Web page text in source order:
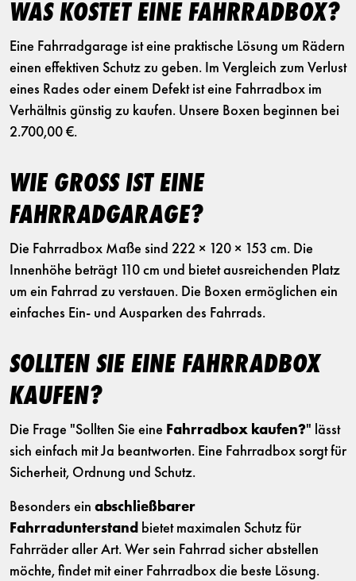
WAS KOSTET EINE FAHRRADBOX?
Eine Fahrradgarage ist eine praktische Lösung um Rädern
einen effektiven Schutz zu geben. Im Vergleich zum Verlust
eines Rades oder einem Defekt ist eine Fahrradbox im
Verhältnis günstig zu kaufen. Unsere Boxen beginnen bei
2.700,00 €.
WIE GROSS IST EINE F
AHRRADGARAGE?
Die Fahrradbox Maße sind 222 × 120 × 153 cm. Die
Innenhöhe beträgt 110 cm und bietet ausreichenden Platz
um ein Fahrrad zu verstauen. Die Boxen ermöglichen ein
einfaches Ein- und Ausparken des Fahrrads.
SOLLTEN SIE EINE FAHRRADBOX
KAUFEN?
Die Frage "Sollten Sie eine Fahrradbox kaufen?" lässt
sich einfach mit Ja beantworten. Eine Fahrradbox sorgt für
Sicherheit, Ordnung und Schutz.
Besonders ein abschließbarer
Fahrradunterstand bietet maximalen Schutz für
Fahrräder aller Art. Wer sein Fahrrad sicher abstellen
möchte, findet mit einer Fahrradbox die beste Lösung.